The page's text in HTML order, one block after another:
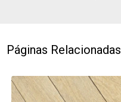
Páginas Relacionadas